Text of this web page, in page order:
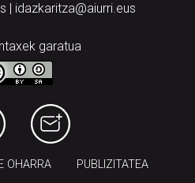
| idazkaritza@aiurri.eus
garatua
OHARRA PUBLIZITATEA